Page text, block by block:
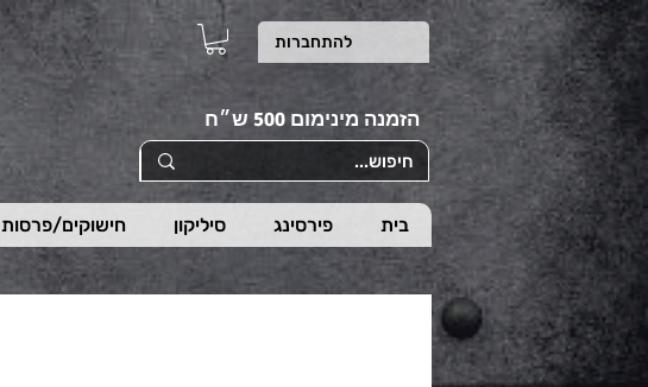
להתחברות
הזמנה מינימום 500 ש״ח
בית פירסינג סיליקון חישוקים/פרסות